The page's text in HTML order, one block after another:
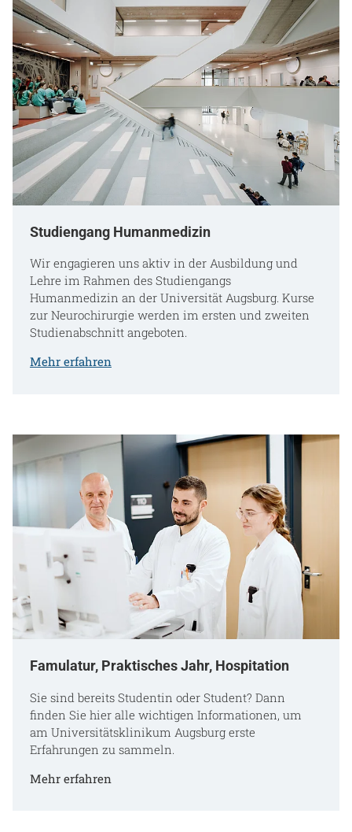
Studiengang Humanmedizin
Wir engagieren uns aktiv in der Ausbildung und
Lehre im Rahmen des Studiengangs
Humanmedizin an der Universität Augsburg. Kurse
zur Neurochirurgie werden im ersten und zweiten
Studienabschnitt angeboten.
Mehr erfahren
Famulatur, Praktisches Jahr, Hospitation
Sie sind bereits Studentin oder Student? Dann
finden Sie hier alle wichtigen Informationen, um
am Universitätsklinikum Augsburg erste
Erfahrungen zu sammeln.
Mehr erfahren